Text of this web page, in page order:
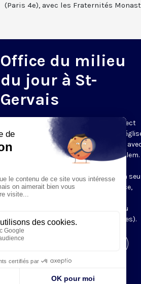
(Paris 4e), avec les Fraternités
Office du milieu
du jour à St-
Gervais
Du mardi au samedi, KTO diffuse en direct
l’office du milieu du jour, en direct de
Saint-Gervais-Saint-Protais (Paris 4e),
les Fraternités Monastiques de Jérusalem.
L’Office du Milieu du Jour regroupe, en
particulier, «au milieu du jour» et en un
office, les heures monastiques de Tierce,
Sexte et None. Il permet à l’Église de
retrouver son Seigneur entre l’office du
matin (Laudes) et l’office du soir (Vêpres).